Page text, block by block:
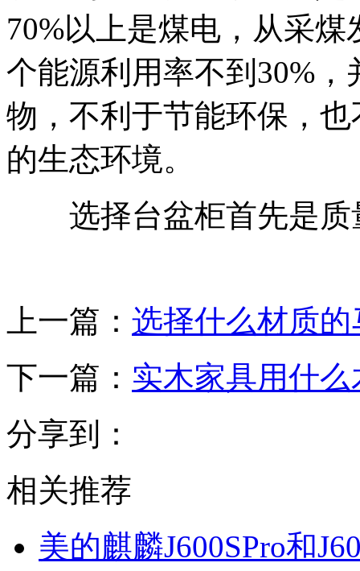
70%以上是煤电，从采
个能源利用率不到30%
物，不利于节能环保，
的生态环境。
选择台盆柜首先是质
上一篇： 选择什么材质的
下一篇： 实木家具用什
分享到：
相关推荐
美的麒麟J600SPro和